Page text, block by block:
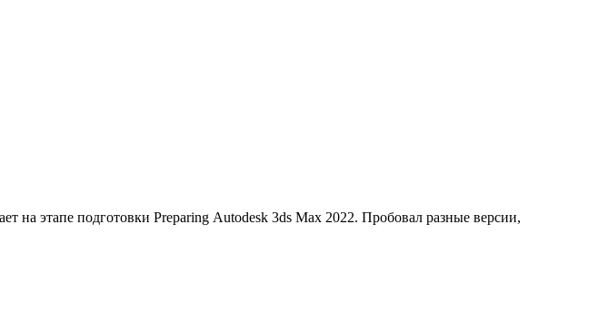
на этапе подготовки Preparing Autodesk 3ds Мах 2022. Пробовал разные версии,